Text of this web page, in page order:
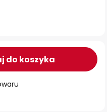
do koszyka